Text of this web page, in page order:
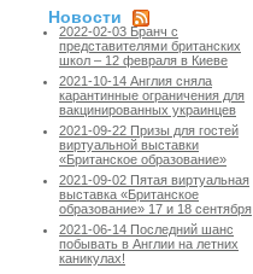
Новости
2022-02-03 Бранч с
представителями британских
школ – 12 февраля в Киеве
2021-10-14 Англия сняла
карантинные ограничения для
вакцинированных украинцев
2021-09-22 Призы для гостей
виртуальной выставки
«Британское образование»
2021-09-02 Пятая виртуальная
выставка «Британское
образование» 17 и 18 сентября
2021-06-14 Последний шанс
побывать в Англии на летних
каникулах!